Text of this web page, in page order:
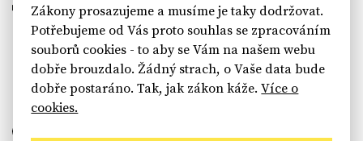
sinfin.digital
Zákony prosazujeme a musíme je taky dodržovat.
Potřebujeme od Vás proto souhlas se zpracováním
souborů cookies - to aby se Vám na našem webu
dobře brouzdalo. Žádný strach, o Vaše data bude
dobře postaráno. Tak, jak zákon káže.Více o
cookies.